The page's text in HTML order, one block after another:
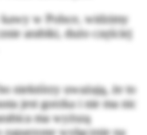
kawy w Polsce, widzimy
arabiki, dużo częściej
niektórzy uważają, że to
jest gorzka i nie ma nic
ma wyższą